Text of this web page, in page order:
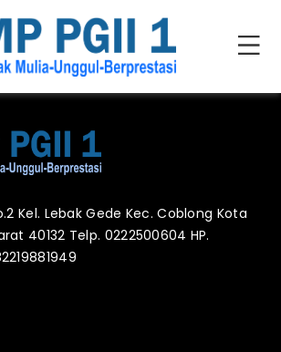
Kel. Lebak Gede Kec. Coblong Kota
40132 Telp. 0222500604 HP.